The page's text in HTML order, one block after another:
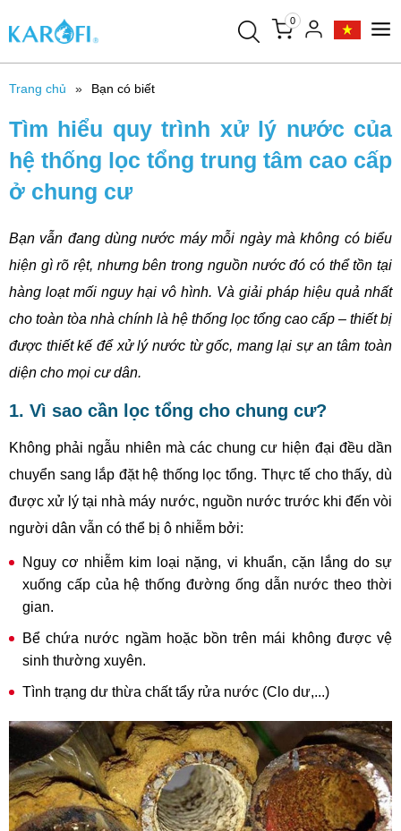
0
Trang chủ Bạn có biết
Tìm hiểu quy trình xử lý nước của
hệ thống lọc tổng trung tâm cao cấp
ở chung cư
Bạn vẫn đang dùng nước máy mỗi ngày mà không có biểu
hiện gì rõ rệt, nhưng bên trong nguồn nước đó có thể tồn tại
hàng loạt mối nguy hại vô hình. Và giải pháp hiệu quả nhất
cho toàn tòa nhà chính là hệ thống lọc tổng cao cấp – thiết bị
được thiết kế để xử lý nước từ gốc, mang lại sự an tâm toàn
diện cho mọi cư dân.
1. Vì sao cần lọc tổng cho chung cư?
Không phải ngẫu nhiên mà các chung cư hiện đại đều dần
chuyển sang lắp đặt hệ thống lọc tổng. Thực tế cho thấy, dù
được xử lý tại nhà máy nước, nguồn nước trước khi đến vòi
người dân vẫn có thể bị ô nhiễm bởi:
Nguy cơ nhiễm kim loại nặng, vi khuẩn, cặn lắng do sự
xuống cấp của hệ thống đường ống dẫn nước theo thời
gian.
Bể chứa nước ngầm hoặc bồn trên mái không được vệ
sinh thường xuyên.
Tình trạng dư thừa chất tẩy rửa nước (Clo dư,...)